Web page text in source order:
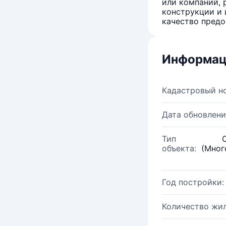
или компаний,
конструкции и
качество
Кадастровый
Дата
Тип
объекта:
Год постройки:
Количество